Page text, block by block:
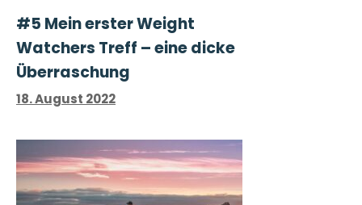
#5 Mein erster Weight
Watchers Treff – eine dicke
Überraschung
18. August 2022